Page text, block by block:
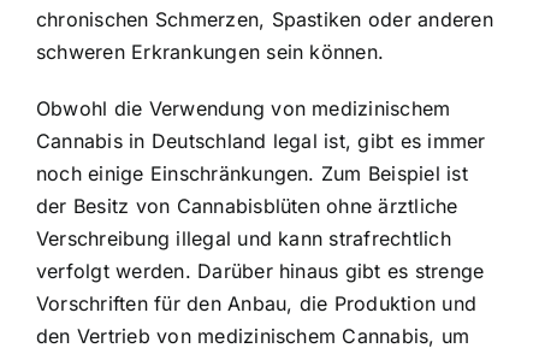
chronischen Schmerzen, Spastiken oder anderen
schweren Erkrankungen sein können.
Obwohl die Verwendung von medizinischem
Cannabis in Deutschland legal ist, gibt es immer
noch einige Einschränkungen. Zum Beispiel ist
der Besitz von Cannabisblüten ohne ärztliche
Verschreibung illegal und kann strafrechtlich
verfolgt werden. Darüber hinaus gibt es strenge
Vorschriften für den Anbau, die Produktion und
den Vertrieb von medizinischem Cannabis, um